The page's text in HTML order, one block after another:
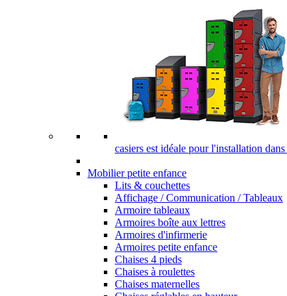
casiers est idéale pour l'installation
Mobilier petite enfance
Lits & couchettes
Affichage / Communication / Tableaux
Armoire tableaux
Armoires boîte aux lettres
Armoires d'infirmerie
Armoires petite enfance
Chaises 4 pieds
Chaises à roulettes
Chaises maternelles